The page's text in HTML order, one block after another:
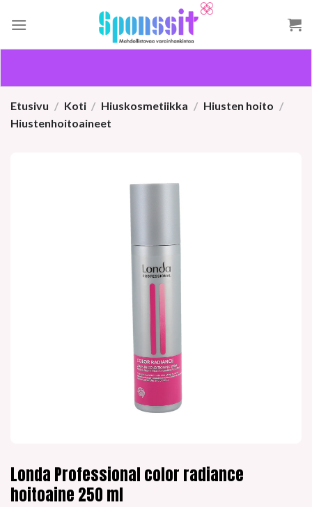
Etusivu / Koti / Hiuskosmetiikka / Hiusten hoito /
Hiustenhoitoaineet
Londa Professional color radiance
hoitoaine 250 ml